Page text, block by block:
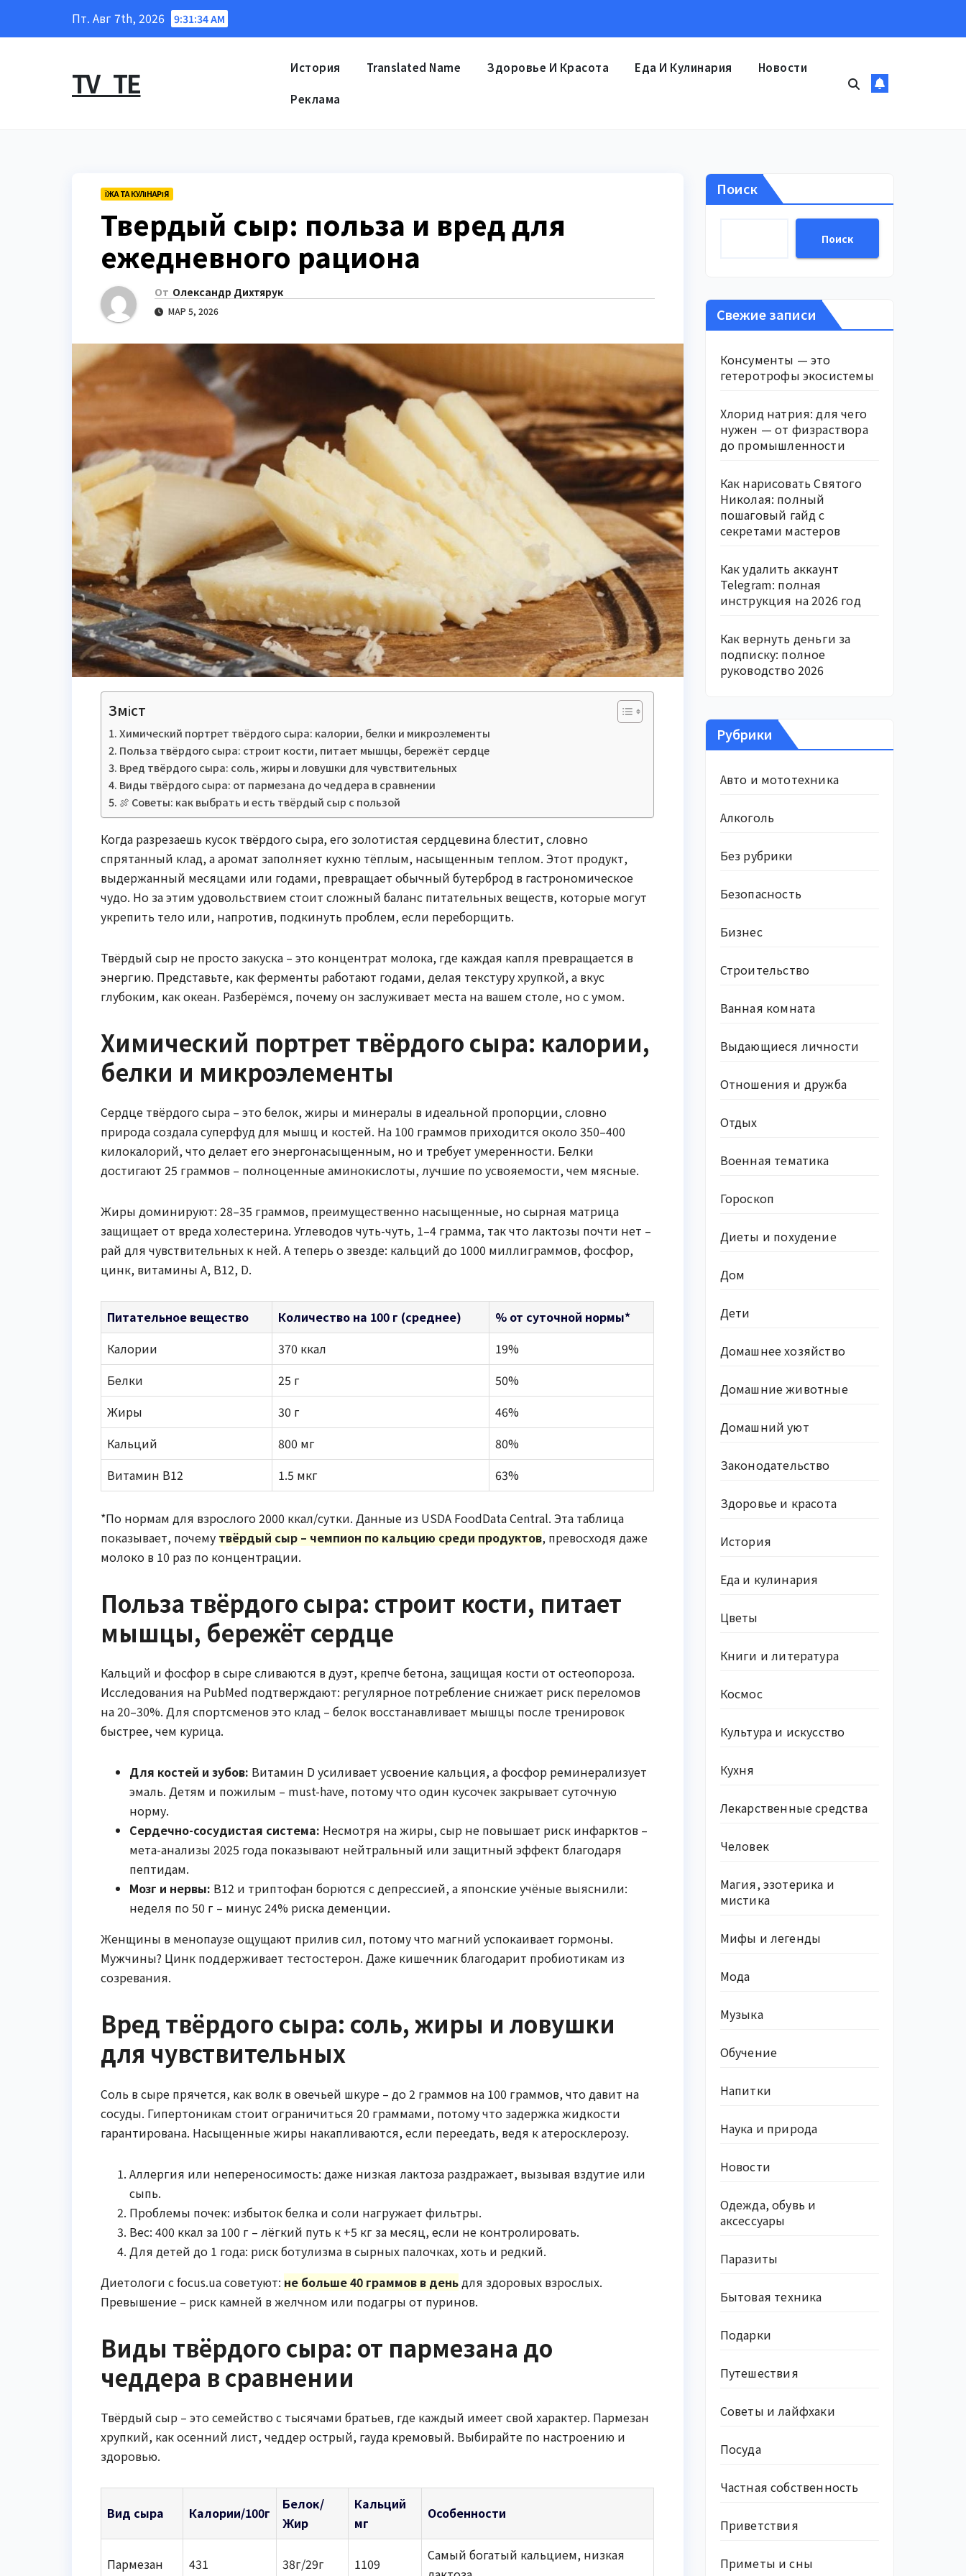
Пт. Авг 7th, 2026 9:31:35 AM
TV_TE История Translated Name Здоровье И Красота Еда И Кулинария Новости
Реклама
ЇЖА ТА КУЛІНАРІЯ
Твердый сыр: польза и вред для
ежедневного рациона
От Олександр Дихтярук
МАР 5, 2026
Зміст
Химический портрет твёрдого сыра: калории, белки и микроэлементы
Польза твёрдого сыра: строит кости, питает мышцы, бережёт сердце
Вред твёрдого сыра: соль, жиры и ловушки для чувствительных
Виды твёрдого сыра: от пармезана до чеддера в сравнении
🍖 Советы: как выбрать и есть твёрдый сыр с пользой
Когда разрезаешь кусок твёрдого сыра, его золотистая сердцевина блестит, словно
спрятанный клад, а аромат заполняет кухню тёплым, насыщенным теплом. Этот продукт,
выдержанный месяцами или годами, превращает обычный бутерброд в гастрономическое
чудо. Но за этим удовольствием стоит сложный баланс питательных веществ, которые могут
укрепить тело или, напротив, подкинуть проблем, если переборщить.
Твёрдый сыр не просто закуска – это концентрат молока, где каждая капля превращается в
энергию. Представьте, как ферменты работают годами, делая текстуру хрупкой, а вкус
глубоким, как океан. Разберёмся, почему он заслуживает места на вашем столе, но с умом.
Химический портрет твёрдого сыра: калории,
белки и микроэлементы
Сердце твёрдого сыра – это белок, жиры и минералы в идеальной пропорции, словно
природа создала суперфуд для мышц и костей. На 100 граммов приходится около 350–400
килокалорий, что делает его энергонасыщенным, но и требует умеренности. Белки
достигают 25 граммов – полноценные аминокислоты, лучшие по усвояемости, чем мясные.
Жиры доминируют: 28–35 граммов, преимущественно насыщенные, но сырная матрица
защищает от вреда холестерина. Углеводов чуть-чуть, 1–4 грамма, так что лактозы почти нет –
рай для чувствительных к ней. А теперь о звезде: кальций до 1000 миллиграммов, фосфор,
цинк, витамины A, B12, D.
Питательное вещество Количество на 100 г (среднее)
% от суточной нормы*
Калории
370 ккал
19%
Белки
25 г
50%
Жиры
30 г
46%
Кальций
800 мг
80%
Витамин B12
1.5 мкг 63%
*По нормам для взрослого 2000 ккал/сутки. Данные из USDA FoodData Central. Эта таблица
показывает, почему твёрдый сыр – чемпион по кальцию среди продуктов, превосходя даже
молоко в 10 раз по концентрации.
Польза твёрдого сыра: строит кости, питает
мышцы, бережёт сердце
Кальций и фосфор в сыре сливаются в дуэт, крепче бетона, защищая кости от остеопороза.
Исследования на PubMed подтверждают: регулярное потребление снижает риск переломов
на 20–30%. Для спортсменов это клад – белок восстанавливает мышцы после тренировок
быстрее, чем курица.
Для костей и зубов: Витамин D усиливает усвоение кальция, а фосфор реминерализует
эмаль. Детям и пожилым – must-have, потому что один кусочек закрывает суточную
норму.
Сердечно-сосудистая система: Несмотря на жиры, сыр не повышает риск инфарктов –
мета-анализы 2025 года показывают нейтральный или защитный эффект благодаря
пептидам.
Мозг и нервы: B12 и триптофан борются с депрессией, а японские учёные выяснили:
неделя по 50 г – минус 24% риска деменции.
Женщины в менопаузе ощущают прилив сил, потому что магний успокаивает гормоны.
Мужчины? Цинк поддерживает тестостерон. Даже кишечник благодарит пробиотикам из
созревания.
Вред твёрдого сыра: соль, жиры и ловушки
для чувствительных
Соль в сыре прячется, как волк в овечьей шкуре – до 2 граммов на 100 граммов, что давит на
сосуды. Гипертоникам стоит ограничиться 20 граммами, потому что задержка жидкости
гарантирована. Насыщенные жиры накапливаются, если переедать, ведя к атеросклерозу.
Аллергия или непереносимость: даже низкая лактоза раздражает, вызывая вздутие или
сыпь.
Проблемы почек: избыток белка и соли нагружает фильтры.
Вес: 400 ккал за 100 г – лёгкий путь к +5 кг за месяц, если не контролировать.
Для детей до 1 года: риск ботулизма в сырных палочках, хоть и редкий.
Диетологи с focus.ua советуют: не больше 40 граммов в день для здоровых взрослых.
Превышение – риск камней в желчном или подагры от пуринов.
Виды твёрдого сыра: от пармезана до
чеддера в сравнении
Твёрдый сыр – это семейство с тысячами братьев, где каждый имеет свой характер. Пармезан
хрупкий, как осенний лист, чеддер острый, гауда кремовый. Выбирайте по настроению и
здоровью.
Вид сыра Калории/100г
Белок/
Жир
Кальций
мг
Особенности
Пармезан 431 38г/29г 1109
Самый богатый кальцием, низкая
Поиск
Поиск
Свежие записи
Консументы — это
гетеротрофы экосистемы
Хлорид натрия: для чего
нужен — от физраствора
до промышленности
Как нарисовать Святого
Николая: полный
пошаговый гайд с
секретами мастеров
Как удалить аккаунт
Telegram: полная
инструкция на 2026 год
Как вернуть деньги за
подписку: полное
руководство 2026
Рубрики
Авто и мототехника
Алкоголь
Без рубрики
Безопасность
Бизнес
Строительство
Ванная комната
Выдающиеся личности
Отношения и дружба
Отдых
Военная тематика
Гороскоп
Диеты и похудение
Дом
Дети
Домашнее хозяйство
Домашние животные
Домашний уют
Законодательство
Здоровье и красота
История
Еда и кулинария
Цветы
Книги и литература
Космос
Культура и искусство
Кухня
Лекарственные средства
Человек
Магия, эзотерика и
мистика
Мифы и легенды
Мода
Музыка
Обучение
Напитки
Наука и природа
Новости
Одежда, обувь и
аксессуары
Паразиты
Бытовая техника
Подарки
Путешествия
Советы и лайфхаки
Посуда
Частная собственность
Приветствия
Приметы и сны